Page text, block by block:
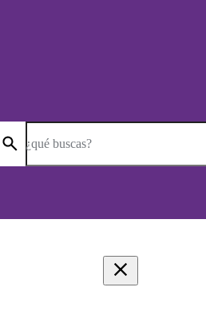
¿qué buscas?